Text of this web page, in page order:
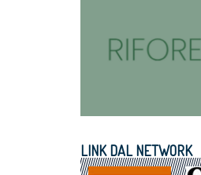
LINK DAL NETWORK